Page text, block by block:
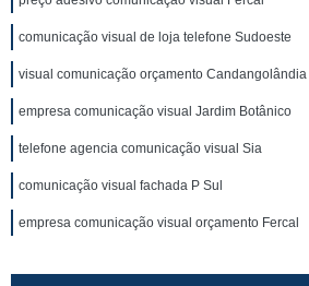
comunicação visual de loja telefone Sudoeste
visual comunicação orçamento Candangolândia
empresa comunicação visual Jardim Botânico
telefone agencia comunicação visual Sia
comunicação visual fachada P Sul
empresa comunicação visual orçamento Fercal